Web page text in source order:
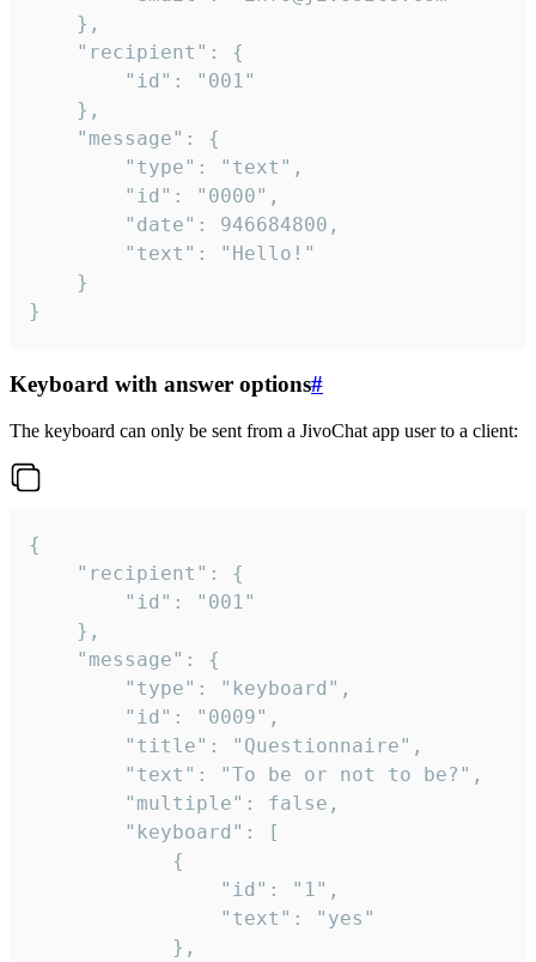
}
Keyboard with answer options#
The keyboard can only be sent from a JivoChat app user to a client:
{